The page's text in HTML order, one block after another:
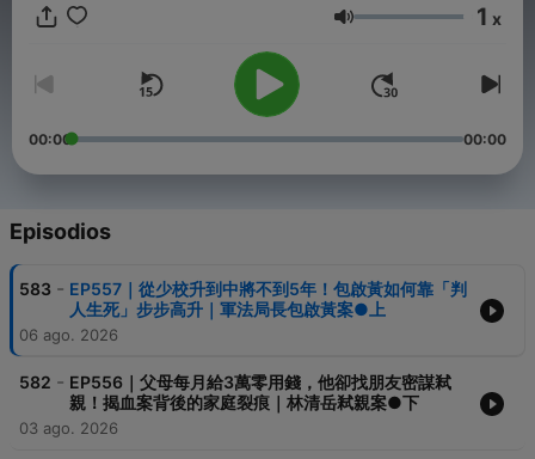
- Hosting provided by
Volumen 1 x
00:00 00:00
Episodios
583 - EP557｜從少校升到中將不到5年！包啟黃如何靠「判
人生死」步步高升｜軍法局長包啟黃案●上
06 ago. 2026
582 - EP556｜父母每月給3萬零用錢，他卻找朋友密謀弒
親！揭血案背後的家庭裂痕｜林清岳弒親案●下
03 ago. 2026